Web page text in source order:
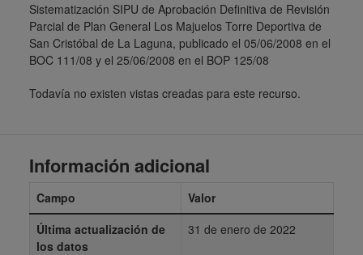
Sistematización SIPU de Aprobación Definitiva de Revisión
Parcial de Plan General Los Majuelos Torre Deportiva de
San Cristóbal de La Laguna, publicado el 05/06/2008 en el
BOC 111/08 y el 25/06/2008 en el BOP 125/08
Todavía no existen vistas creadas para este recurso.
Información adicional
Campo
Valor
Última actualización de
los datos
31 de enero de 2022